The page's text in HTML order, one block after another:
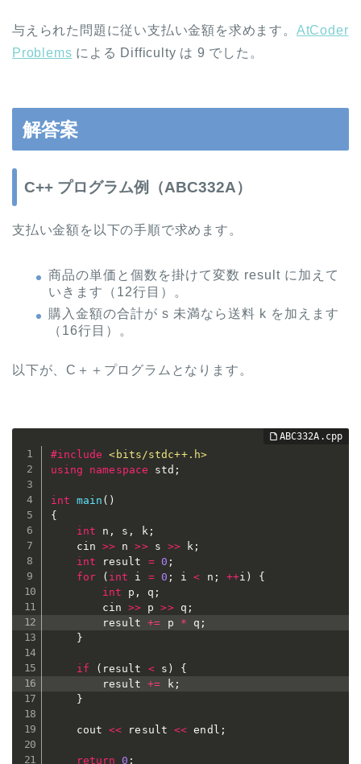
与えられた問題に従い支払い金額を求めます。 AtCoder
Problems による Difficulty は 9 でした。
解答案
C++ プログラム例（ABC332A）
支払い金額を以下の手順で求めます。
商品の単価と個数を掛けて変数 result に加えて
いきます（12行目）。
購入金額の合計が s 未満なら送料 k を加えます
（16行目）。
以下が、C＋＋プログラムとなります。
#include
<bits/stdc++.h>
using
namespace std ;
int main ( )
{
int n , s , k ;
	cin
>> n >> s >> k ;
int result = 0 ;
for
( int i = 0 ; i < n ; ++i )
{
int p , q ;
		cin
>> p >> q ;
		result
+= p * q ;
}
if ( result < s )
{
		result
+= k ;
}
	cout
<< result << endl ;
return 0 ;